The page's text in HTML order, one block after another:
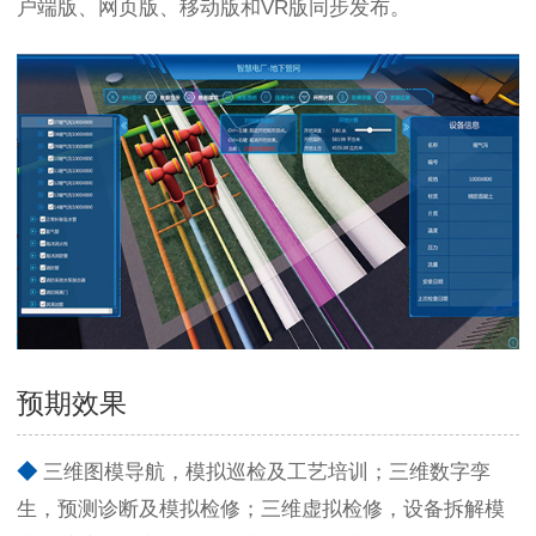
户端版、网页版、移动版和VR版同步发布。
预期效果
◆ 三维图模导航，模拟巡检及工艺培训；三维数字孪
生，预测诊断及模拟检修；三维虚拟检修，设备拆解模